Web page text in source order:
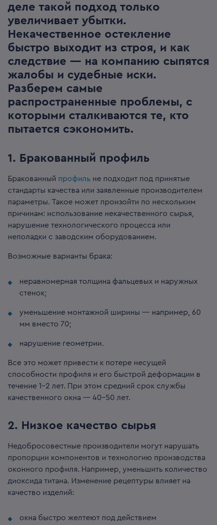
деле такой подход только
увеличивает убытки.
Некачественное остекление
быстро выходит из строя, и как
следствие — на компанию сыпятся
жалобы и судебные иски.
Разберем самые
распространенные проблемы, с
которыми сталкиваются те, кто
пытается сэкономить.
1. Бракованный профиль
Бракованный профиль не подходит под принятые
стандарты качества или заявленные производителем
параметры. Такое может произойти по нескольким
причинам: использование некачественного сырья,
нарушение технологического процесса или
неполадки с заводским оборудованием.
Возможные варианты брака:
неравномерная толщина фальцевых и наружных
стенок;
уменьшение монтажной ширины — например, 60
мм вместо 70;
нарушение геометрии.
Все это может привести к потере несущей
способности профиля и его быстрой деформации в
течение 1-2 лет. При этом средний срок службы
качественного окна — 40-50 лет.
2️. Низкое качество сырья
Недобросовестные производители могут нарушать
пропорции компонентов и технологию производства
оконного профиля. Например, уменьшить количество
диоксида титана. Изменение рецептуры влияет на
качество изделий:
окна быстро желтеют под действием